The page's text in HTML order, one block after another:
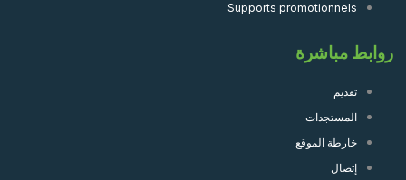
Supports promotionnels
روابط مباشرة
تقديم
المستجدات
خارطة الموقع
إتصال